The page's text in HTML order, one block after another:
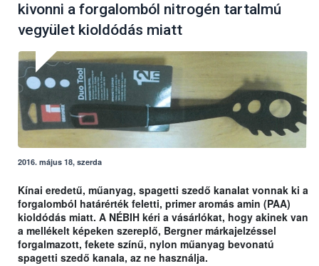
kivonni a forgalomból nitrogén tartalmú
vegyület kioldódás miatt
2016. május 18, szerda
Kínai eredetű, műanyag, spagetti szedő kanalat vonnak ki a
forgalomból határérték feletti, primer aromás amin (PAA)
kioldódás miatt. A NÉBIH kéri a vásárlókat, hogy akinek van
a mellékelt képeken szereplő, Bergner márkajelzéssel
forgalmazott, fekete színű, nylon műanyag bevonatú
spagetti szedő kanala, az ne használja.